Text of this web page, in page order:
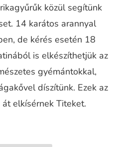
közül segítünk
14 karátos arannyal
de kérés esetén 18
is elkészíthetjük az
gyémántokkal,
díszítünk. Ezek az
elkísérnek Titeket.